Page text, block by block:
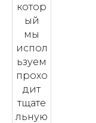
котор
ый
мы
испол
ьзуем
прохо
дит
тщате
льную